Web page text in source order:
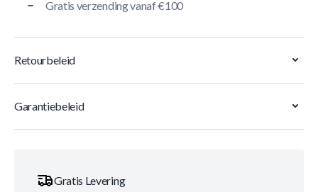
Gratis verzending vanaf €100
Retourbeleid
Garantiebeleid
Gratis Levering